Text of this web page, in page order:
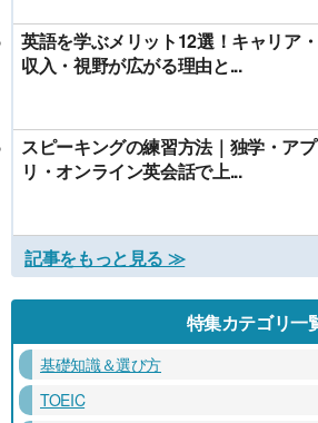
英語を学ぶメリット12選！キャリア・
収入・視野が広がる理由と...
スピーキングの練習方法｜独学・アプ
リ・オンライン英会話で上...
記事をもっと見る ≫
特集カテゴリ一
基礎知識＆選び方
TOEIC